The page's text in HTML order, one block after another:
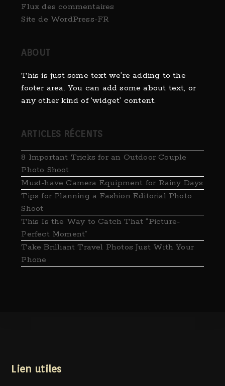
Flux des commentaires
Site de WordPress-FR
ABOUT
This is just some text we’re adding to the
footer area. You can add some about text, or
any other kind of ‘widget’ content.
ARTICLES RÉCENTS
8 Important Tricks for an Outdoor Couple
Photo Shoot
Must-have Camera Equipment for Rainy Days
Tips for Planning a Fashion Editorial Photo
Shoot
This Is the Way to Catch That “Picture-
Perfect Moment”
Take ​Brilliant Travel Photos Just With Your
Phone
Lien utiles